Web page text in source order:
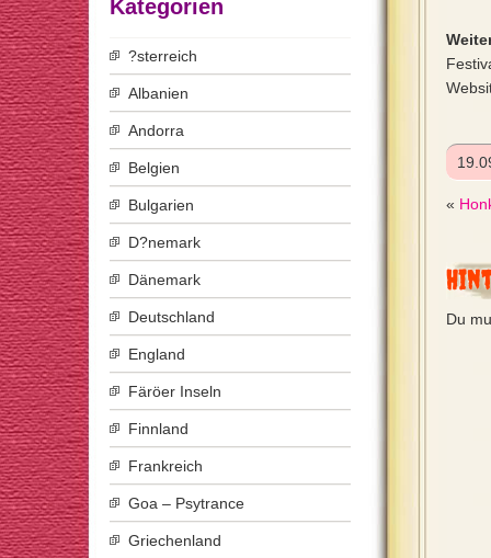
«
Du
Kategorien
?sterreich
Albanien
Andorra
Belgien
Bulgarien
D?nemark
Dänemark
Deutschland
England
Färöer Inseln
Finnland
Frankreich
Goa – Psytrance
Griechenland